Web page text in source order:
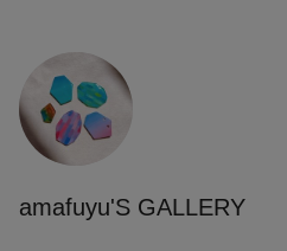
amafuyu'S GALLERY